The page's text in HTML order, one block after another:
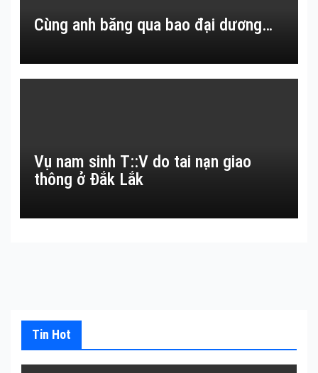
Cùng anh băng qua bao đại dương…
Vụ nam sinh T::V do tai nạn giao
thông ở Đắk Lắk
Tin Hot